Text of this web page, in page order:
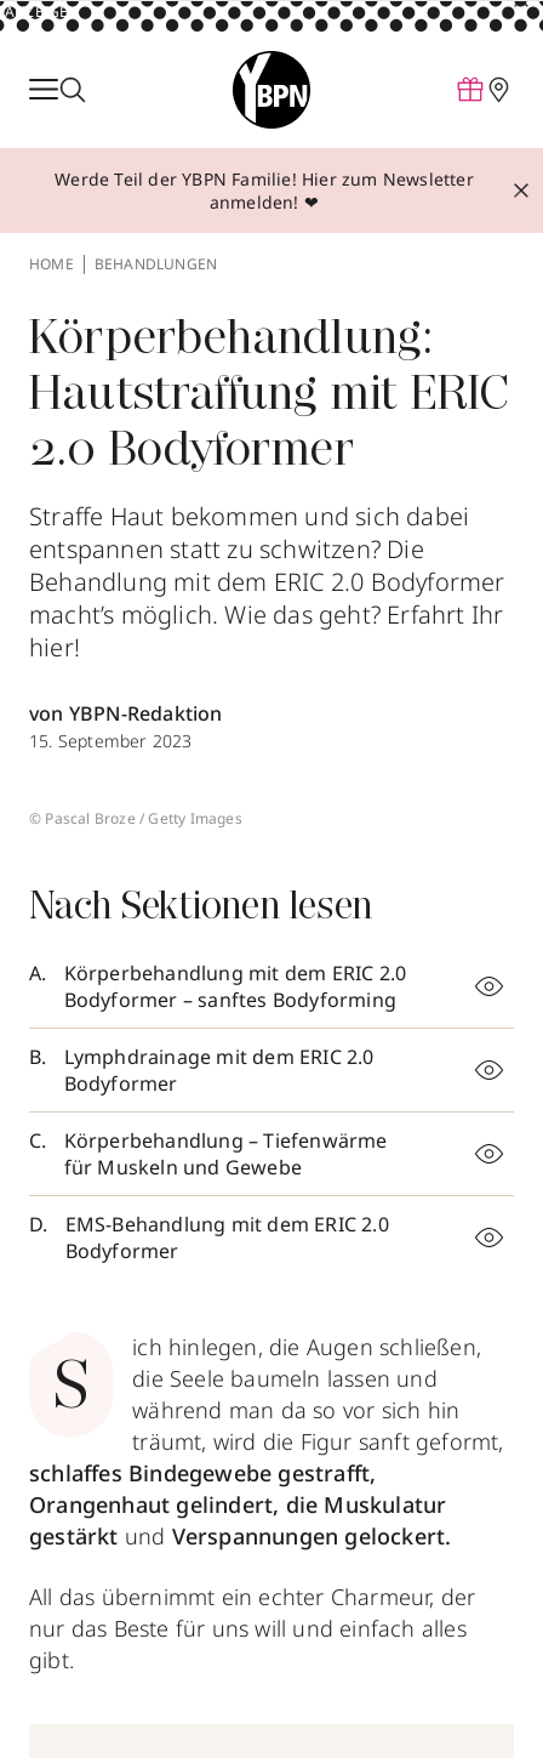
ANZEIGE
Parfum
Make-up
Behandlungen
Über YBPN
Aktionen
Storefinder
Werde Teil der YBPN Familie! Hier zum Newsletter
anmelden! ❤
HOME BEHANDLUNGEN
Körperbehandlung:
Hautstraffung mit ERIC
2.0 Bodyformer
Straffe Haut bekommen und sich dabei
entspannen statt zu schwitzen? Die
Behandlung mit dem ERIC 2.0 Bodyformer
macht’s möglich. Wie das geht? Erfahrt Ihr
hier!
von YBPN-Redaktion
15. September 2023
© Pascal Broze / Getty Images
Nach Sektionen lesen
Körperbehandlung mit dem ERIC 2.0
Bodyformer – sanftes Bodyforming
Lymphdrainage mit dem ERIC 2.0
Bodyformer
Körperbehandlung – Tiefenwärme
für Muskeln und Gewebe
EMS-Behandlung mit dem ERIC 2.0
Bodyformer
S
ich hinlegen, die Augen schließen,
die Seele baumeln lassen und
während man da so vor sich hin
träumt, wird die Figur sanft geformt,
schlaffes Bindegewebe gestrafft,
Orangenhaut gelindert, die Muskulatur
gestärkt und Verspannungen gelockert.
All das übernimmt ein echter Charmeur, der
nur das Beste für uns will und einfach alles
gibt.